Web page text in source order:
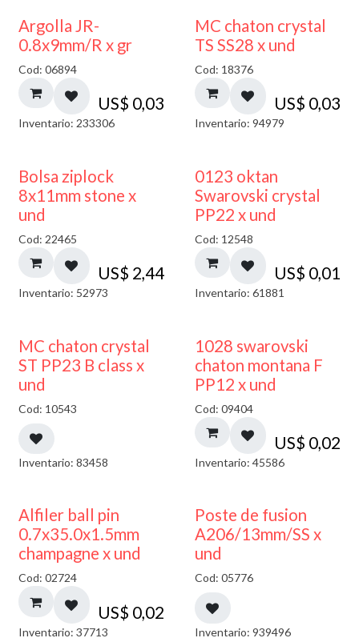
Argolla JR-
0.8x9mm/R x gr
Cod: 06894
US$ 0,03
Inventario: 233306
MC chaton crystal
TS SS28 x und
Cod: 18376
US$ 0,03
Inventario: 94979
¡NUEVO!
Bolsa ziplock
8x11mm stone x
und
Cod: 22465
US$ 2,44
Inventario: 52973
0123 oktan
Swarovski crystal
PP22 x und
Cod: 12548
US$ 0,01
Inventario: 61881
MC chaton crystal
ST PP23 B class x
und
Cod: 10543
Inventario: 83458
1028 swarovski
chaton montana F
PP12 x und
Cod: 09404
US$ 0,02
Inventario: 45586
Alfiler ball pin
0.7x35.0x1.5mm
champagne x und
Cod: 02724
US$ 0,02
Inventario: 37713
Poste de fusion
A206/13mm/SS x
und
Cod: 05776
Inventario: 939496